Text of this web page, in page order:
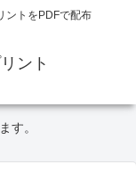
ントをPDFで配布
ント
す。